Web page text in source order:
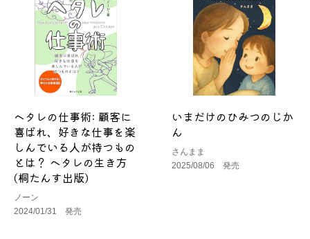
ヘタレの仕事術: 顧客に
喜ばれ、好きな仕事を楽
しんでいる人が持つもの
とは？ ヘタレの生き方
(桐たんす出版)
ノーン
2024/01/31 発売
いまだけのひみつのじか
ん
さんまま
2025/08/06 発売